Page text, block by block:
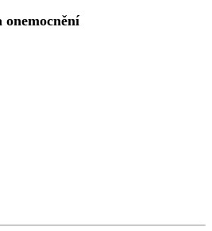
onemocnění